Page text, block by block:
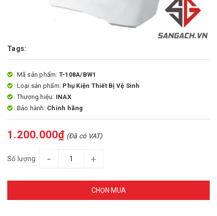
Tags:
Mã sản phẩm: T-108A/BW1
Loại sản phẩm: Phụ Kiện Thiết Bị Vệ Sinh
Thương hiệu: INAX
Bảo hành: Chính hãng
1.200.000₫ (Đã có VAT)
Số lượng: - +
CHỌN MUA